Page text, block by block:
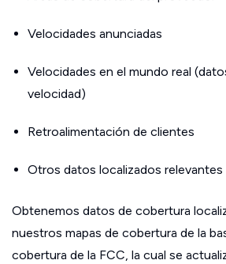
Velocidades anunciadas
Velocidades en el mundo real
velocidad)
Retroalimentación de clientes
Otros datos localizados relevantes
Obtenemos datos de cobertura
nuestros mapas de cobertura de la
cobertura de la FCC, la cual se